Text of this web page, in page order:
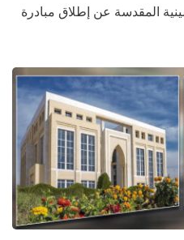
المقدسة عن إطلاق مبادرة